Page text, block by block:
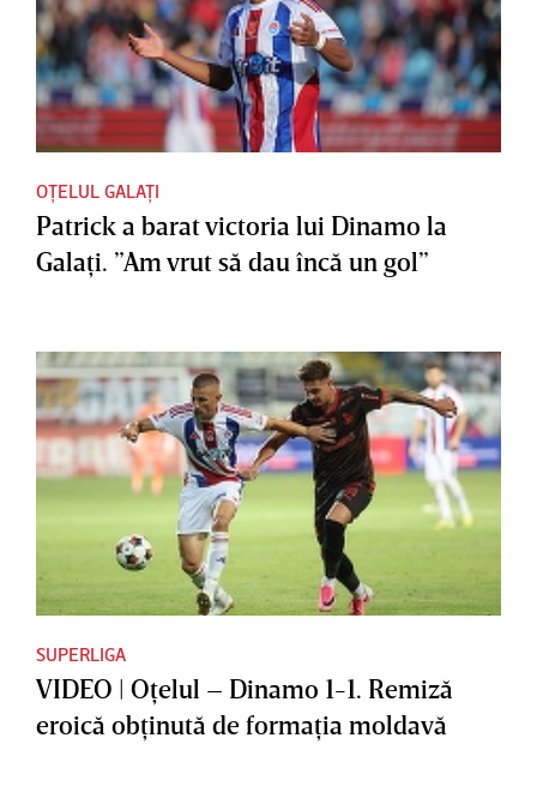
OȚELUL GALAȚI
Patrick a barat victoria lui Dinamo la
Galaţi. ”Am vrut să dau încă un gol”
SUPERLIGA
VIDEO | Oţelul – Dinamo 1-1. Remiză
eroică obţinută de formaţia moldavă